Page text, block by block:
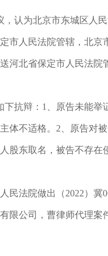
，认为北京市东城区人
市人民法院管辖，北京
河北省保定市人民法院
抗辩：1、原告未能举
体不适格。2、原告对
股东取名，被告不存在
民法院做出（2022）冀
限公司，曹律师代理案